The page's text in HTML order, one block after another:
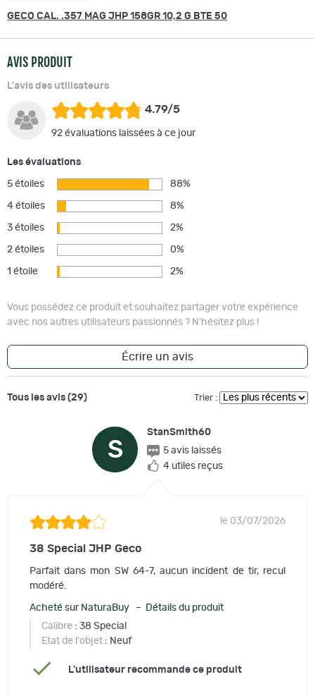
GECO CAL. .357 MAG JHP 158GR 10,2 G BTE 50
AVIS PRODUIT
L'avis des utilisateurs
4.79/5
92 évaluations laissées à ce jour
Les évaluations
5 étoiles 88%
4 étoiles 8%
3 étoiles 2%
2 étoiles 0%
1 étoile 2%
Vous possédez ce produit et souhaitez partager votre expérience
avec nos autres utilisateurs passionnés ? N'hésitez plus !
Écrire un avis
Tous les avis (29) Trier :
S
StanSmith60
5 avis laissés
4 utiles reçus
le 03/07/2026
38 Special JHP Geco
Parfait dans mon SW 64-7, aucun incident de tir, recul
modéré.
Acheté sur NaturaBuy – Détails du produit
Calibre : 38 Special
Etat de l'objet : Neuf
L'utilisateur recommande ce produit